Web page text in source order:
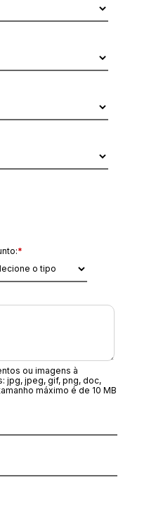
*
ou imagens à
jpg, jpeg, gif, png, doc,
máximo é de 10 MB